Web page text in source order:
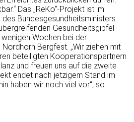
Das „ReKo“-Projekt ist im
Bundesgesundheitsministers
Gesundheitsgipfel
Wochen bei der
Bergfest. „Wir ziehen mit
beteiligten Kooperationspartnern
und freuen uns auf die zweite
endet nach jetzigem Stand im
haben wir noch viel vor“, so